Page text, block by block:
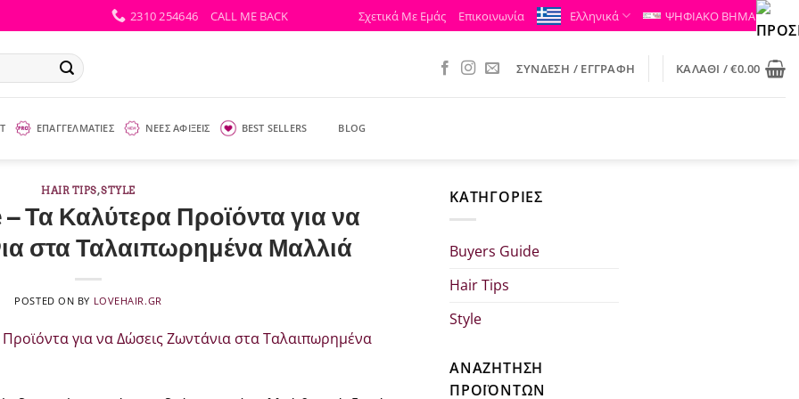
2310 254646 CALL ME BACK Σχετικά Με Εμάς Επικοινωνία Ελληνικά ΨΗΦΙΑΚΟ ΒΗΜΑ
ΣΎΝΔΕΣΗ / ΕΓΓΡΑΦΉ ΚΑΛΆΘΙ /€0.00
ΕΠΑΓΓΕΛΜΑΤΙΕΣ ΝΕΕΣ ΑΦΙΞΕΙΣ BEST SELLERS BLOG
HAIR TIPS,STYLE
Τα Καλύτερα Προϊόντα για να
στα Ταλαιπωρημένα Μαλλιά
POSTED ON BY LOVEHAIR.GR
KΑΤΗΓΟΡΊΕΣ
Buyers Guide
Hair Tips
Style
ΑΝΑΖΗΤΗΣΗ
ΠΡΟΪΟΝΤΩΝ